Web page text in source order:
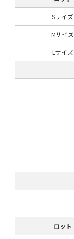
Sサイズ
Mサイズ
Lサイズ
ロット